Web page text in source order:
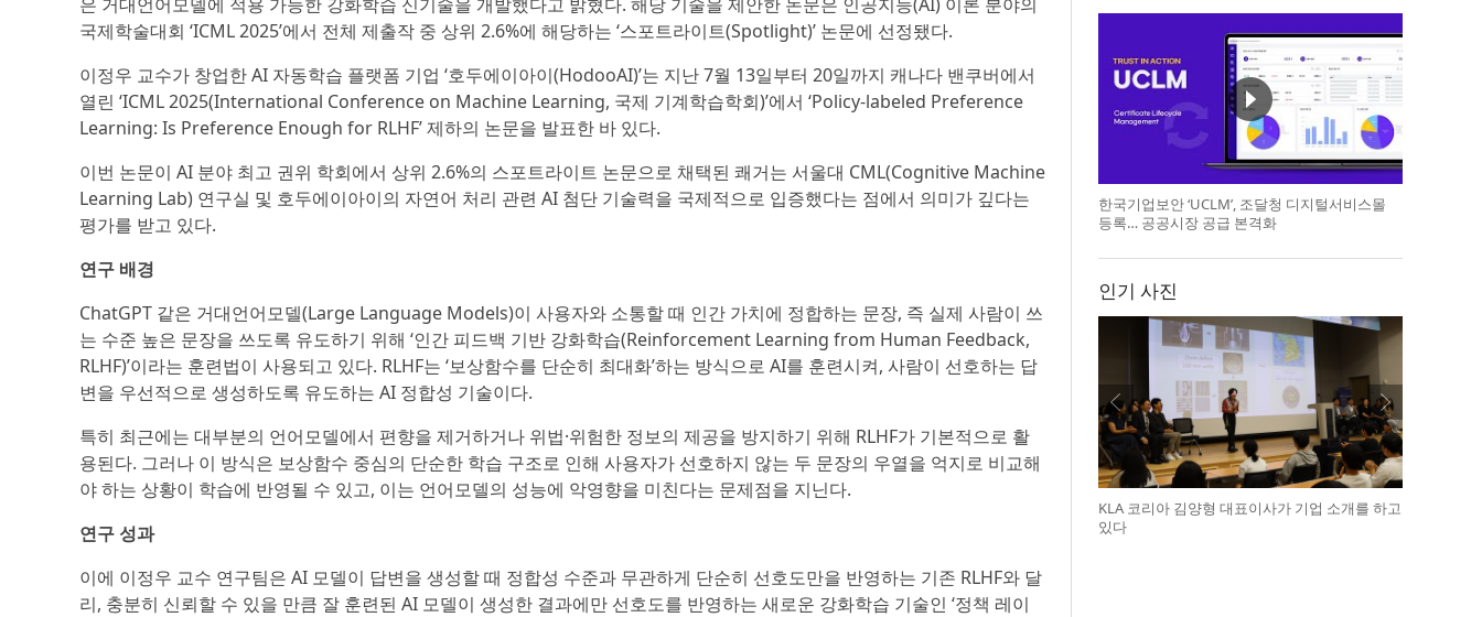
국제학술대회 ‘ICML 2025’에서 전체 제출작 중 상위 2.6%에 해당하는 ‘스포트라이트(Spotlight)’ 논문에 선정됐다.
이정우 교수가 창업한 AI 자동학습 플랫폼 기업 ‘호두에이아이(HodooAI)’는 지난 7월 13일부터 20일까지 캐나다 밴쿠버에서
열린 ‘ICML 2025(International Conference on Machine Learning, 국제 기계학습학회)’에서 ‘Policy-labeled Preference
Learning: Is Preference Enough for RLHF’ 제하의 논문을 발표한 바 있다.
이번 논문이 AI 분야 최고 권위 학회에서 상위 2.6%의 스포트라이트 논문으로 채택된 쾌거는 서울대 CML(Cognitive Machine
Learning Lab) 연구실 및 호두에이아이의 자연어 처리 관련 AI 첨단 기술력을 국제적으로 입증했다는 점에서 의미가 깊다는
평가를 받고 있다.
연구 배경
ChatGPT 같은 거대언어모델(Large Language Models)이 사용자와 소통할 때 인간 가치에 정합하는 문장, 즉 실제 사람이 쓰
는 수준 높은 문장을 쓰도록 유도하기 위해 ‘인간 피드백 기반 강화학습(Reinforcement Learning from Human Feedback,
RLHF)’이라는 훈련법이 사용되고 있다. RLHF는 ‘보상함수를 단순히 최대화’하는 방식으로 AI를 훈련시켜, 사람이 선호하는 답
변을 우선적으로 생성하도록 유도하는 AI 정합성 기술이다.
특히 최근에는 대부분의 언어모델에서 편향을 제거하거나 위법·위험한 정보의 제공을 방지하기 위해 RLHF가 기본적으로 활
용된다. 그러나 이 방식은 보상함수 중심의 단순한 학습 구조로 인해 사용자가 선호하지 않는 두 문장의 우열을 억지로 비교해
야 하는 상황이 학습에 반영될 수 있고, 이는 언어모델의 성능에 악영향을 미친다는 문제점을 지닌다.
연구 성과
이에 이정우 교수 연구팀은 AI 모델이 답변을 생성할 때 정합성 수준과 무관하게 단순히 선호도만을 반영하는 기존 RLHF와 달
리, 충분히 신뢰할 수 있을 만큼 잘 훈련된 AI 모델이 생성한 결과에만 선호도를 반영하는 새로운 강화학습 기술인 ‘정책 레이
한국기업보안 ‘UCLM’, 조달청 디지털서비스몰
등록… 공공시장 공급 본격화
인기 사진
KLA 코리아 김양형 대표이사가 기업 소개를 하고
있다